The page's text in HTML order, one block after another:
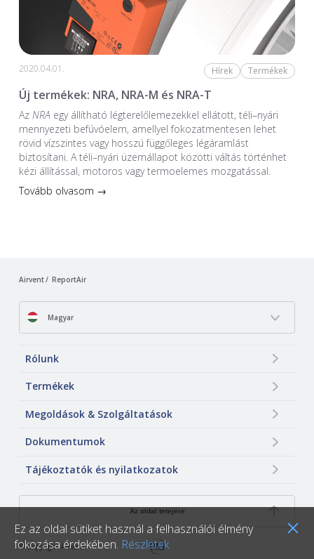
2020.04.01. Hírek Termékek
Új termékek: NRA, NRA-M és NRA-T
Az NRA egy állítható légterelőlemezekkel ellátott, téli–nyári
mennyezeti befúvóelem, amellyel fokozatmentesen lehet
rövid vízszintes vagy hosszú függőleges légáramlást
biztosítani. A téli–nyári üzemállapot közötti váltás történhet
kézi állítással, motoros vagy termoelemes mozgatással.
Tovább olvasom →
Ez az oldal sütiket használ a felhasználói élmény
fokozása érdekében. Részletek
Airvent ReportAir
Magyar
Rólunk
Termékek
Megoldások & Szolgáltatások
Dokumentumok
Tájékoztatók és nyilatkozatok
Az oldal tetejére
© Copyright Airvent